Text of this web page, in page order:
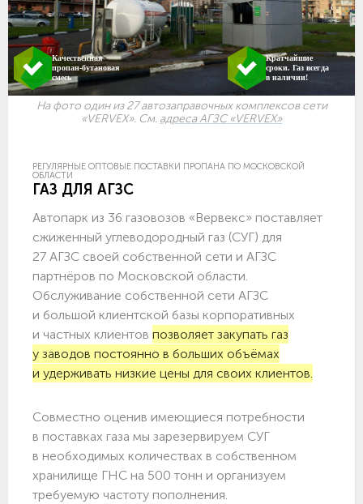
Качественная
пропан-бутановая
смесь
Кратчайшие
сроки. Газ всегда
в наличии!
На фото один из 27 автозаправочных комплексов сети
«VERVEX». См. адреса АГЗС «VERVEX»
РЕГУЛЯРНЫЕ ОПТОВЫЕ ПОСТАВКИ ПРОПАНА ПО МОСКОВСКОЙ
ОБЛАСТИ
ГАЗ ДЛЯ АГЗС
Автопарк из 36 газовозов «Вервекс» поставляет
сжиженный углеводородный газ (СУГ) для
27 АГЗС своей собственной сети и АГЗС
партнёров по Московской области.
Обслуживание собственной сети АГЗС
и большой клиентской базы корпоративных
и частных клиентов позволяет закупать газ
у заводов постоянно в больших объёмах
и удерживать низкие цены для своих клиентов.
Совместно оценив имеющиеся потребности
в поставках газа мы зарезервируем СУГ
в необходимых количествах в собственном
хранилище ГНС на 500 тонн и организуем
требуемую частоту пополнения.